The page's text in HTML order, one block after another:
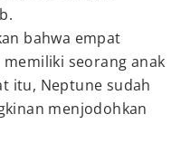
bahwa empat
seorang anak
itu, Neptune sudah
menjodohkan